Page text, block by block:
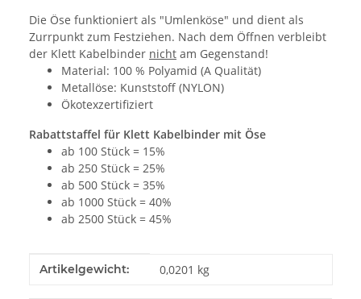
Die Öse funktioniert als "Umlenköse" und dient als
Zurrpunkt zum Festziehen. Nach dem Öffnen verbleibt
der Klett Kabelbinder nicht am Gegenstand!
Material: 100 % Polyamid (A Qualität)
Metallöse: Kunststoff (NYLON)
Ökotexzertifiziert
Rabattstaffel für Klett Kabelbinder mit Öse
ab 100 Stück = 15%
ab 250 Stück = 25%
ab 500 Stück = 35%
ab 1000 Stück = 40%
ab 2500 Stück = 45%
Produkteigenschaft
Wert
Artikelgewicht: 0,0201 kg